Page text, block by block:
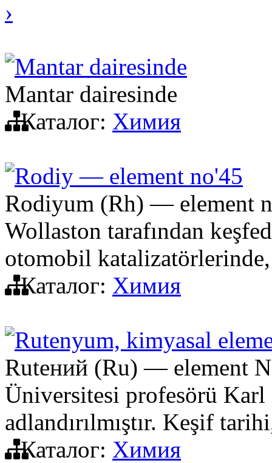
›
Mantar dairesinde
Mantar dairesinde
Каталог: Химия
Rodiy — element no'45
Rodiyum (Rh) — element
Wollaston tarafından
otomobil
Каталог: Химия
Rutenyum, kimyasal
Rutений (Ru) — element
Üniversitesi profesörü Karl
adlandırılmıştır. Keşif
Каталог: Химия